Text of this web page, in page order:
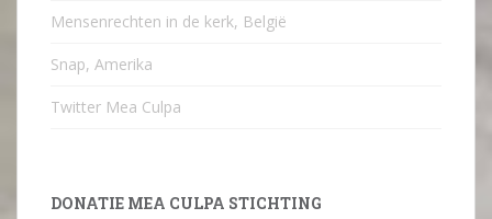
Mensenrechten in de kerk, België
Snap, Amerika
Twitter Mea Culpa
DONATIE MEA CULPA STICHTING